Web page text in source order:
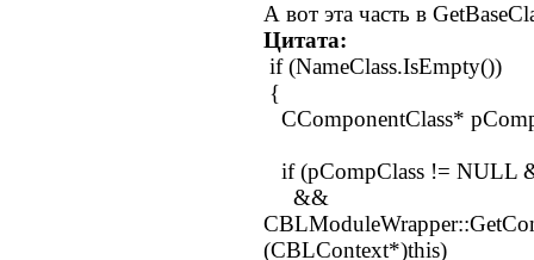
А вот эта часть в
Цитата:
if (NameClass.IsEmpty())
{
CComponentClass*
if (pCompClass != NULL
&&
(CBLContext*)this)